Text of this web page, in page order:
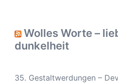
Wolles Worte –
dunkelheit
35. Gestaltwerdungen –